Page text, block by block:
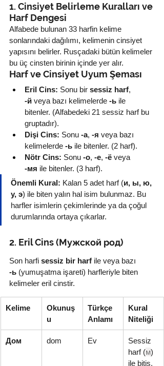
1. Cinsiyet Belirleme Kuralları ve
Harf Dengesi
Alfabede bulunan 33 harfin kelime
sonlarındaki dağılımı, kelimenin cinsiyet
yapısını belirler. Rusçadaki bütün kelimeler
bu üç cinsten birinin içinde yer alır.
Harf ve Cinsiyet Uyum Şeması
Eril Cins: Sonu bir sessiz harf,
-й veya bazı kelimelerde -ь ile
bitenler. (Alfabedeki 21 sessiz harf bu
gruptadır).
Dişi Cins: Sonu -а, -я veya bazı
kelimelerde -ь ile bitenler. (2 harf).
Nötr Cins: Sonu -о, -е, -ё veya
-мя ile bitenler. (3 harf).
Önemli Kural: Kalan 5 adet harf (и, ы, ю,
у, э) ile biten yalın hal isim bulunmaz. Bu
harfler isimlerin çekimlerinde ya da çoğul
durumlarında ortaya çıkarlar.
2. Eril Cins (Мужской род)
Son harfi sessiz bir harf ile veya bazı
-ь (yumuşatma işareti) harfleriyle biten
kelimeler eril cinstir.
Kelime
Okunuş
u
Türkçe
Anlamı
Kural
Niteliği
Дом dom Ev
Sessiz
harf (м)
ile bitiş.